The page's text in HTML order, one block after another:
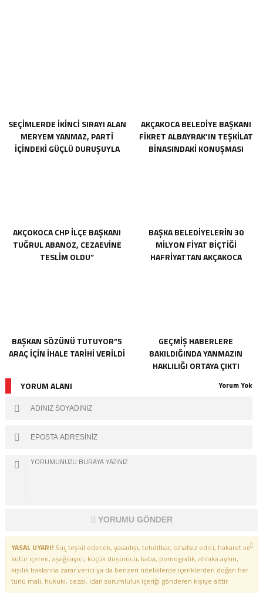
SEÇIMLERDE IKINCI SIRAYI ALAN
MERYEM YANMAZ, PARTI
IÇINDEKI GÜÇLÜ DURUŞUYLA
AKÇAKOCA BELEDIYE BAŞKANI
FIKRET ALBAYRAK’IN TEŞKILAT
BINASINDAKI KONUŞMASI
AKÇOKOCA CHP İLÇE BAŞKANI
TUĞRUL ABANOZ, CEZAEVİNE
TESLİM OLDU”
BAŞKA BELEDIYELERIN 30
MILYON FIYAT BIÇTIĞI
HAFRIYATTAN AKÇAKOCA
BAŞKAN SÖZÜNÜ TUTUYOR”5
ARAÇ IÇIN İHALE TARIHI VERILDI
GEÇMIŞ HABERLERE
BAKILDIĞINDA YANMAZIN
HAKLILIĞI ORTAYA ÇIKTI
YORUM ALANI
Yorum Yok
YORUMU GÖNDER
YASAL UYARI!Suç teşkil edecek, yasadışı, tehditkar, rahatsız edici, hakaret ve
küfür içeren, aşağılayıcı, küçük düşürücü, kaba, pornografik, ahlaka aykırı,
kişilik haklarına zarar verici ya da benzeri niteliklerde içeriklerden doğan her
türlü mali, hukuki, cezai, idari sorumluluk içeriği gönderen kişiye aittir.